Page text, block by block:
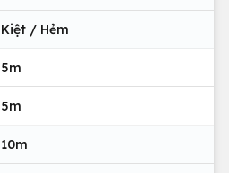
Kiệt / Hẻm
5m
5m
10m